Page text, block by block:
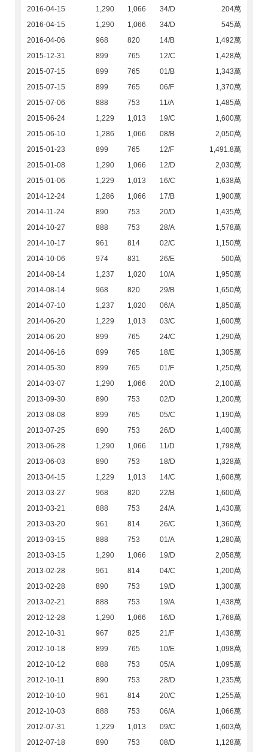
2016-04-15
1,290 1,066 34/D
204萬
2016-04-15
1,290 1,066 34/D
545萬
2016-04-06
968 820 14/B
1,492萬
2015-12-31
899 765 12/C
1,428萬
2015-07-15
899 765 01/B
1,343萬
2015-07-15
899 765 06/F
1,370萬
2015-07-06
888 753 11/A
1,485萬
2015-06-24
1,229 1,013 19/C
1,600萬
2015-06-10
1,286 1,066 08/B
2,050萬
2015-01-23
899 765 12/F
1,491.8萬
2015-01-08
1,290 1,066 12/D
2,030萬
2015-01-06
1,229 1,013 16/C
1,638萬
2014-12-24
1,286 1,066 17/B
1,900萬
2014-11-24
890 753 20/D
1,435萬
2014-10-27
888 753 28/A
1,578萬
2014-10-17
961 814 02/C
1,150萬
2014-10-06
974 831 26/E
500萬
2014-08-14
1,237 1,020 10/A
1,950萬
2014-08-14
968 820 29/B
1,650萬
2014-07-10
1,237 1,020 06/A
1,850萬
2014-06-20
1,229 1,013 03/C
1,600萬
2014-06-20
899 765 24/C
1,290萬
2014-06-16
899 765 18/E
1,305萬
2014-05-30
899 765 01/F
1,250萬
2014-03-07
1,290 1,066 20/D
2,100萬
2013-09-30
890 753 02/D
1,200萬
2013-08-08
899 765 05/C
1,190萬
2013-07-25
890 753 26/D
1,400萬
2013-06-28
1,290 1,066 11/D
1,798萬
2013-06-03
890 753 18/D
1,328萬
2013-04-15
1,229 1,013 14/C
1,608萬
2013-03-27
968 820 22/B
1,600萬
2013-03-21
888 753 24/A
1,430萬
2013-03-20
961 814 26/C
1,360萬
2013-03-15
888 753 01/A
1,280萬
2013-03-15
1,290 1,066 19/D
2,058萬
2013-02-28
961 814 04/C
1,200萬
2013-02-28
890 753 19/D
1,300萬
2013-02-21
888 753 19/A
1,438萬
2012-12-28
1,290 1,066 16/D
1,768萬
2012-10-31
967 825 21/F
1,438萬
2012-10-18
899 765 10/E
1,098萬
2012-10-12
888 753 05/A
1,095萬
2012-10-11
890 753 28/D
1,235萬
2012-10-10
961 814 20/C
1,255萬
2012-10-03
888 753 06/A
1,066萬
2012-07-31
1,229 1,013 09/C
1,603萬
2012-07-18
890 753 08/D 1,128萬